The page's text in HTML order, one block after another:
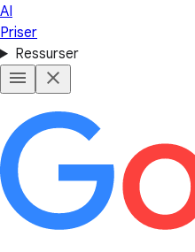
AI
Priser
Ressurser